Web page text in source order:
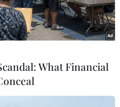
lao động sau sắp xếp
What Financial